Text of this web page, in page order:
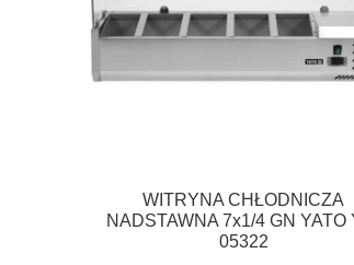
WITRYNA CHŁODNICZA
NADSTAWNA 7x1/4 GN YATO
05322